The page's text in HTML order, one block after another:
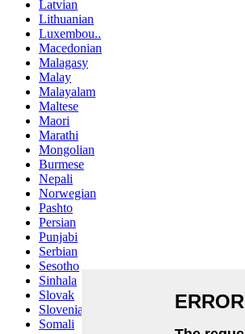
Latvian
Lithuanian
Luxembou..
Macedonian
Malagasy
Malay
Malayalam
Maltese
Maori
Marathi
Mongolian
Burmese
Nepali
Norwegian
Pashto
Persian
Punjabi
Serbian
Sesotho
Sinhala
Slovak
Slovenian
Somali